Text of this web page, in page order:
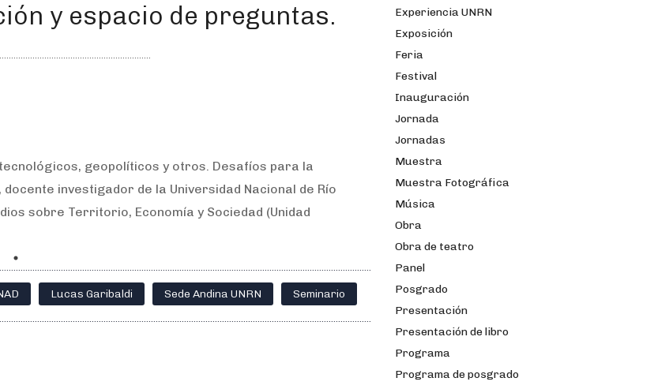
y espacio de preguntas.
geopolíticos y otros. Desafíos para la
investigador de la Universidad Nacional de Río
sobre Territorio, Economía y Sociedad (Unidad
Lucas Garibaldi Sede Andina UNRN Seminario
Experiencia UNRN
Exposición
Feria
Festival
Inauguración
Jornada
Jornadas
Muestra
Muestra Fotográfica
Música
Obra
Obra de teatro
Panel
Posgrado
Presentación
Presentación de libro
Programa
Programa de posgrado